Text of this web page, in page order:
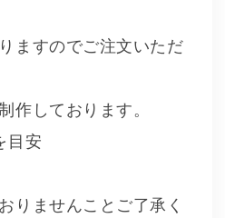
ますのでご注文いただ
しております。
目安
りませんことご了承く